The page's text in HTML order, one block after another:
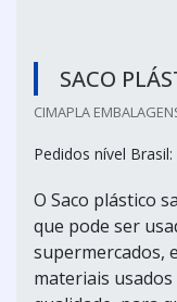
SACO
CIMAPLA
Pedidos nível
O Saco plástico
que pode ser
supermercados,
materiais